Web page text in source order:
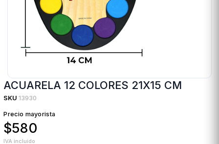
ACUARELA 12 COLORES 21X15 CM
SKU 13930
Precio mayorista
$580
IVA incluido